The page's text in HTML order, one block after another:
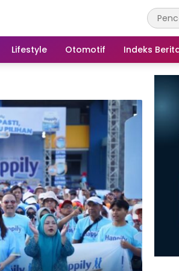
Lifestyle Otomotif Indeks